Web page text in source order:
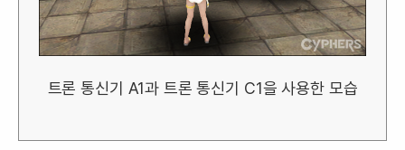
트론 통신기 A1과 트론 통신기 C1을 사용한 모습